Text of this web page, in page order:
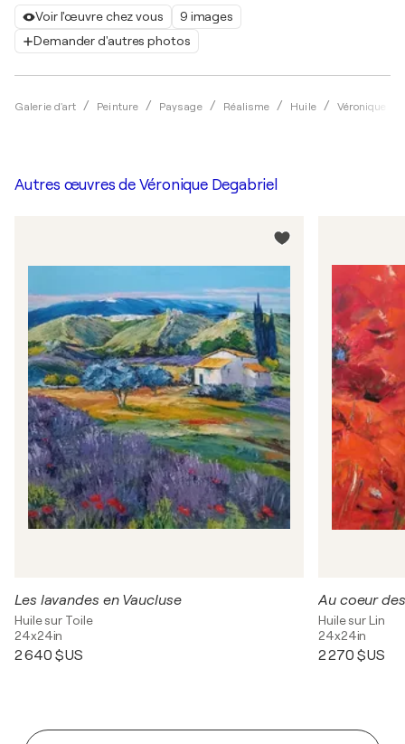
Voir l'œuvre chez vous
9 images
Demander d'autres photos
Galerie d'art Peinture Paysage Réalisme Huile Véronique
Autres œuvres de Véronique Degabriel
Les lavandes en Vaucluse
Huile sur Toile
24x24in
2 640 $US
Au coeur
Huile sur Lin
24x24in
2 270 $US